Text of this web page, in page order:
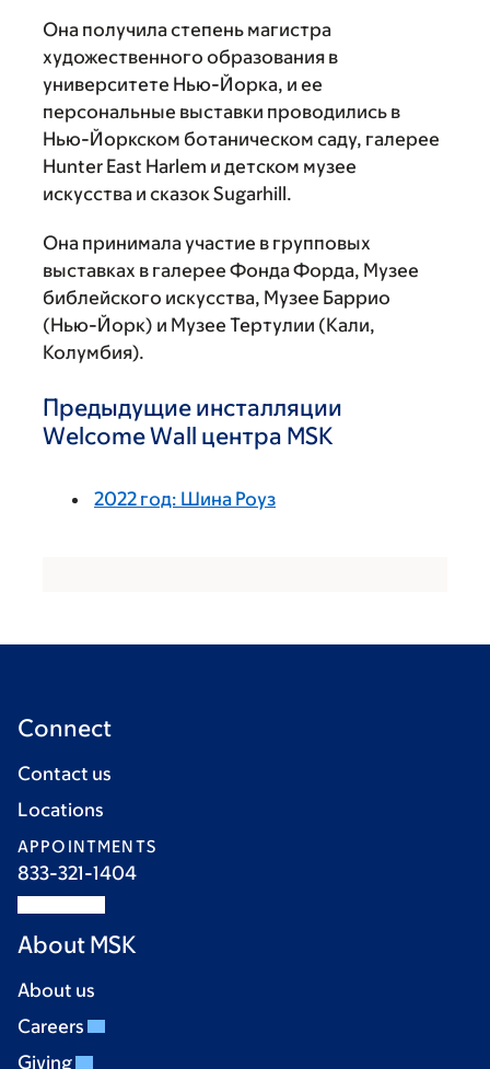
Она получила степень магистра
художественного образования в
университете Нью-Йорка, и ее
персональные выставки проводились в
Нью-Йоркском ботаническом саду, галерее
Hunter East Harlem и детском музее
искусства и сказок Sugarhill.
Она принимала участие в групповых
выставках в галерее Фонда Форда, Музее
библейского искусства, Музее Баррио
(Нью-Йорк) и Музее Тертулии (Кали,
Колумбия).
Предыдущие инсталляции
Welcome Wall центра MSK
2022 год: Шина Роуз
Connect
Contact us
Locations
APPOINTMENTS
833-321-1404
About MSK
About us
Careers
Giving